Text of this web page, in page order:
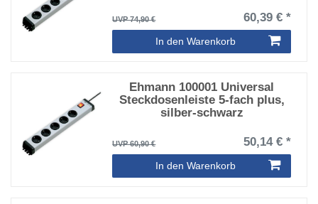
UVP 74,90 € 60,39 € *
In den Warenkorb
Ehmann 100001 Universal
Steckdosenleiste 5-fach plus,
silber-schwarz
UVP 60,90 € 50,14 € *
In den Warenkorb